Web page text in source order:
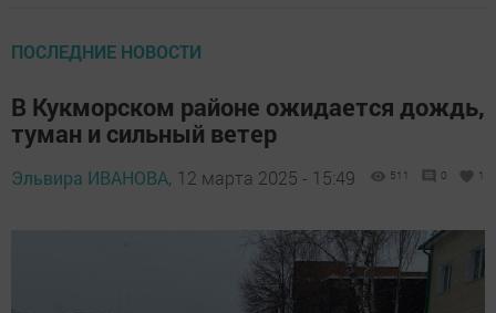
ПОСЛЕДНИЕ НОВОСТИ
В Кукморском районе ожидается дождь,
туман и сильный ветер
Эльвира ИВАНОВА, 12 марта 2025 - 15:49 511 0 1